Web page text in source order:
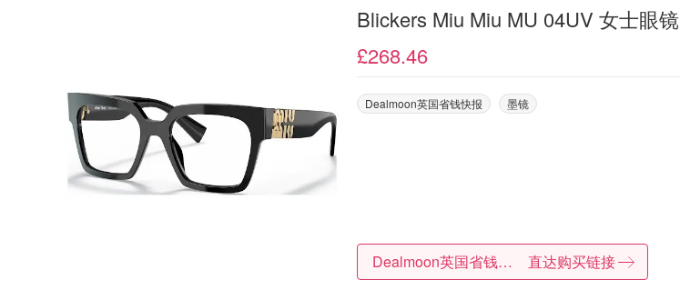
Blickers Miu Miu MU 04UV 女士眼镜
£268.46
Dealmoon英国省钱快报 墨镜
Dealmoon英国省钱快报 直达购买链接